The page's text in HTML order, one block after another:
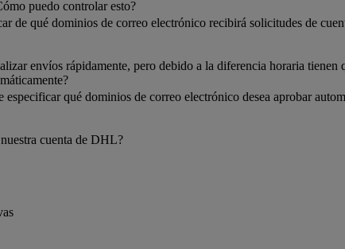
puedo controlar esto?
de qué dominios de correo electrónico recibirá solicitudes de
envíos rápidamente, pero debido a la diferencia horaria tienen
especificar qué dominios de correo electrónico desea aprobar
cuenta de DHL?